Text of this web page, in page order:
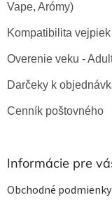
Vape, Arómy)
Kompatibilita
Overenie veku -
Darčeky k
Cenník poštovného
Informácie pre
Obchodné podmienky